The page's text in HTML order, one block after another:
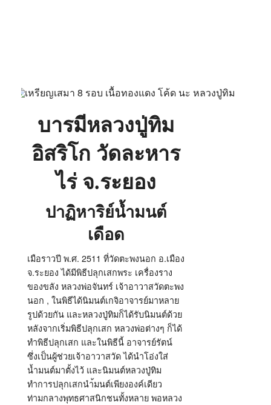
บารมีหลวงปู่ทิม
อิสริโก วัดละหาร
ไร่ จ.ระยอง
ปาฏิหาริย์น้ำมนต์
เดือด
เมือราวปี พ.ศ. 2511 ที่วัดตะพงนอก อ.เมือง
จ.ระยอง ได้มีพิธีปลุกเสกพระ เครื่องราง
ของขลัง หลวงพ่อจันทร์ เจ้าอาวาสวัดตะพง
นอก , ในพิธีได้นิมนต์เกจิอาจารย์มาหลาย
รูปด้วยกัน และหลวงปู่ทิมก็ได้รับนิมนต์ด้วย
หลังจากเริ่มพิธีปลุกเสก หลวงพ่อต่างๆ ก็ได้
ทำพิธีปลุกเสก และในพิธีนี้ อาจารย์รัตน์
ซึ่งเป็นผู้ช่วยเจ้าอาวาสวัด ได้นำโอ่งใส่
น้ำมนต์มาตั้งไว้ และนิมนต์หลวงปู่ทิม
ทำการปลุกเสกนำ้มนต์เพียงองค์เดียว
ท่ามกลางพุทธศาสนิกชนทั้งหลาย พอหลวง